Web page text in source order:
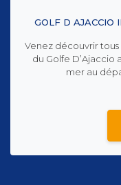
GOLF D AJACCIO
Venez découvrir tous
du Golfe
mer au